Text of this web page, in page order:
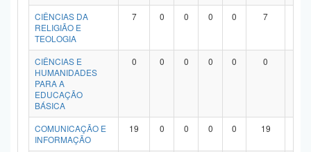
CIÊNCIAS DA
RELIGIÃO E
TEOLOGIA
7 0 0 0 0 7
CIÊNCIAS E
HUMANIDADES
PARA A
EDUCAÇÃO
BÁSICA
0 0 0 0 0 0
COMUNICAÇÃO E
INFORMAÇÃO
19 0 0 0 0 19